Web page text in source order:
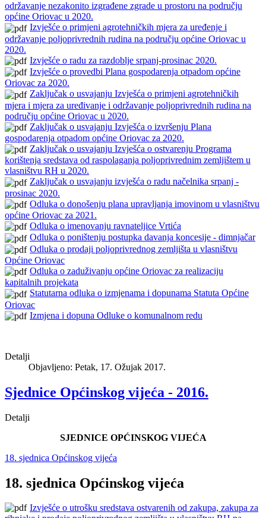
održavanje nezakonito izgrađene zgrade u prostoru na području
općine Oriovac u 2020.
Izvješće o primjeni agrotehničkih mjera za uređenje i
održavanje poljoprivrednih rudina na području općine Oriovac u
2020.
Izvješće o radu za razdoblje srpanj-prosinac 2020.
Izvješće o provedbi Plana gospodarenja otpadom općine
Oriovac za 2020.
Zaključak o usvajanju Izvješća o primjeni agrotehničkih
mjera i mjera za uređivanje i održavanje poljoprivrednih rudina na
području općine Oriovac u 2020.
Zaključak o usvajanju Izvješća o izvršenju Plana
gospodarenja otpadom općine Oriovac za 2020.
Zaključak o usvajanju Izvješća o ostvarenju Programa
korištenja sredstava od raspolaganja poljoprivrednim zemljištem u
vlasništvu RH u 2020.
Zaključak o usvajanju izvješća o radu načelnika srpanj -
prosinac 2020.
Odluka o donošenju plana upravljanja imovinom u vlasništvu
općine Oriovac za 2021.
Odluka o imenovanju ravnateljice Vrtića
Odluka o poništenju postupka davanja koncesije - dimnjačar
Odluka o prodaji poljoprivrednog zemljišta u vlasništvu
Općine Oriovac
Odluka o zaduživanju općine Oriovac za realizaciju
kapitalnih projekata
Statutarna odluka o izmjenama i dopunama Statuta Općine
Oriovac
Izmjena i dopuna Odluke o komunalnom redu
Detalji
Objavljeno: Petak, 17. Ožujak 2017.
Sjednice Općinskog vijeća - 2016.
Detalji
SJEDNICE OPĆINSKOG VIJEĆA
18. sjednica Općinskog vijeća
18. sjednica Općinskog vijeća
Izvješće o utrošku sredstava ostvarenih od zakupa, zakupa za